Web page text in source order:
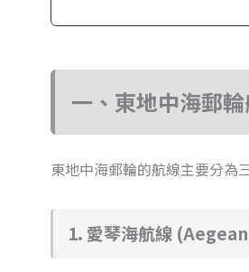
一、東地中海郵
東地中海郵輪的航線主要分為
1. 愛琴海航線